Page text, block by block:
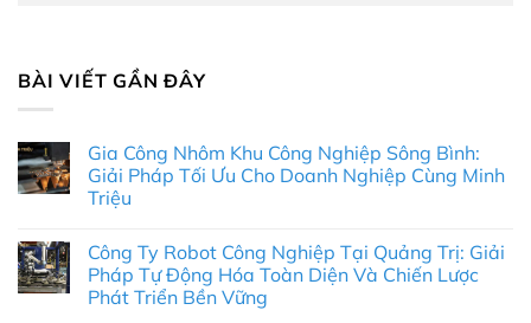
BÀI VIẾT GẦN ĐÂY
Gia Công Nhôm Khu Công Nghiệp Sông Bình:
Giải Pháp Tối Ưu Cho Doanh Nghiệp Cùng Minh
Triệu
bình
luận
ở
Gia
Công Ty Robot Công Nghiệp Tại Quảng Trị: Giải
Pháp Tự Động Hóa Toàn Diện Và Chiến Lược
Phát Triển Bền Vững